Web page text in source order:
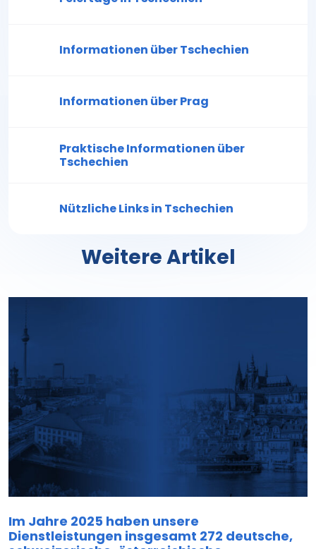
Informationen über Tschechien
Informationen über Prag
Praktische Informationen über
Tschechien
Nützliche Links in Tschechien
Weitere Artikel
Im Jahre 2025 haben unsere
Dienstleistungen insgesamt 272 deutsche,